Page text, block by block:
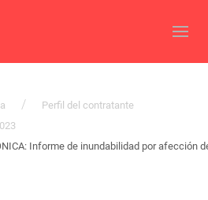
Perfil del contratante
Informe de inundabilidad por afección